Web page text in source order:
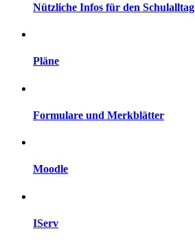
Nützliche Infos für den Schulalltag
Pläne
Formulare und Merkblätter
Moodle
IServ